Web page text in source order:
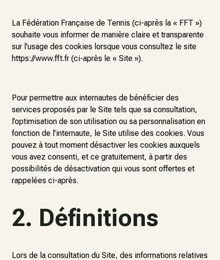
La Fédération Française de Tennis (ci-après la « FFT »)
souhaite vous informer de manière claire et transparente
sur l'usage des cookies lorsque vous consultez le site
https://www.fft.fr (ci-après le « Site »).
Pour permettre aux internautes de bénéficier des
services proposés par le Site tels que sa consultation,
l’optimisation de son utilisation ou sa personnalisation en
fonction de l’internaute, le Site utilise des cookies. Vous
pouvez à tout moment désactiver les cookies auxquels
vous avez consenti, et ce gratuitement, à partir des
possibilités de désactivation qui vous sont offertes et
rappelées ci-après.
2. Définitions
Lors de la consultation du Site, des informations relatives